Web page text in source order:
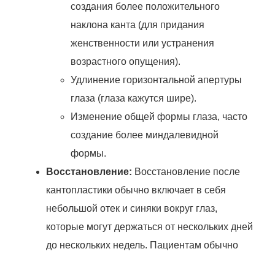
создания более положительного
наклона канта (для придания
женственности или устранения
возрастного опущения).
Удлинение горизонтальной апертуры
глаза (глаза кажутся шире).
Изменение общей формы глаза, часто
создание более миндалевидной
формы.
Восстановление: Восстановление после
кантопластики обычно включает в себя
небольшой отек и синяки вокруг глаз,
которые могут держаться от нескольких дней
до нескольких недель. Пациентам обычно